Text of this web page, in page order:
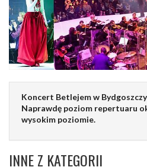
Koncert Betlejem w Bydgoszczy
Naprawdę poziom repertuaru
wysokim poziomie.
INNE Z KATEGORII